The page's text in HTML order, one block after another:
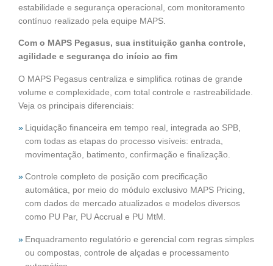
estabilidade e segurança operacional, com monitoramento
contínuo realizado pela equipe MAPS.
Com o MAPS Pegasus, sua instituição ganha controle,
agilidade e segurança do início ao fim
O MAPS Pegasus centraliza e simplifica rotinas de grande
volume e complexidade, com total controle e rastreabilidade.
Veja os principais diferenciais:
Liquidação financeira em tempo real, integrada ao SPB,
com todas as etapas do processo visíveis: entrada,
movimentação, batimento, confirmação e finalização.
Controle completo de posição com precificação
automática, por meio do módulo exclusivo MAPS Pricing,
com dados de mercado atualizados e modelos diversos
como PU Par, PU Accrual e PU MtM.
Enquadramento regulatório e gerencial com regras simples
ou compostas, controle de alçadas e processamento